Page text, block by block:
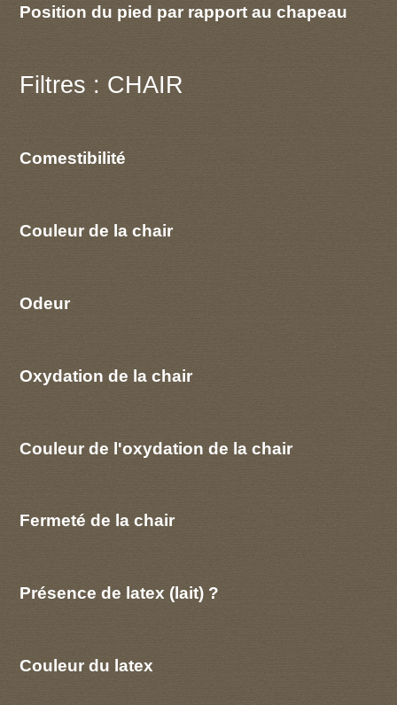
Position du pied par rapport au chapeau
Filtres : CHAIR
Comestibilité
Couleur de la chair
Odeur
Oxydation de la chair
Couleur de l'oxydation de la chair
Fermeté de la chair
Présence de latex (lait) ?
Couleur du latex